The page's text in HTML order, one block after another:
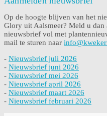
Op de hoogte blijven van het
Glory uit Aalsmeer? Meld u dan
nieuwsbrief vol met
mail te sturen naar
- Nieuwsbrief juli 2026
- Nieuwsbrief juni 2026
- Nieuwsbrief mei 2026
- Nieuwsbrief april 2026
- Nieuwsbrief maart 2026
- Nieuwsbrief februari 2026